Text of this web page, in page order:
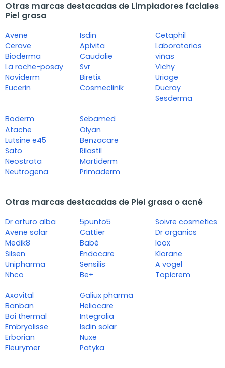
Otras marcas destacadas de Limpiadores faciales
Piel grasa
Avene
Cerave
Bioderma
La roche-posay
Noviderm
Eucerin
Isdin
Apivita
Caudalie
Svr
Biretix
Cosmeclinik
Cetaphil
Laboratorios
viñas
Vichy
Uriage
Ducray
Sesderma
Boderm
Atache
Lutsine e45
Sato
Neostrata
Neutrogena
Sebamed
Olyan
Benzacare
Rilastil
Martiderm
Primaderm
Otras marcas destacadas de Piel grasa o acné
Dr arturo alba
Avene solar
Medik8
Silsen
Unipharma
Nhco
5punto5
Cattier
Babé
Endocare
Sensilis
Be+
Soivre cosmetics
Dr organics
Ioox
Klorane
A vogel
Topicrem
Axovital
Banban
Boi thermal
Embryolisse
Erborian
Fleurymer
Galiux pharma
Heliocare
Integralia
Isdin solar
Nuxe
Patyka